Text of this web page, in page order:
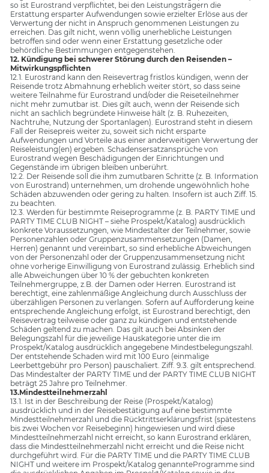
so ist Eurostrand verpflichtet, bei den Leistungsträgern die
Erstattung ersparter Aufwendungen sowie erzielter Erlöse aus der
Verwertung der nicht in Anspruch genommenen Leistungen zu
erreichen. Das gilt nicht, wenn völlig unerhebliche Leistungen
betroffen sind oder wenn einer Erstattung gesetzliche oder
behördliche Bestimmungen entgegenstehen.
12. Kündigung bei schwerer Störung durch den Reisenden –
Mitwirkungspflichten
12.1. Eurostrand kann den Reisevertrag fristlos kündigen, wenn der
Reisende trotz Abmahnung erheblich weiter stört, so dass seine
weitere Teilnahme für Eurostrand und/oder die Reiseteilnehmer
nicht mehr zumutbar ist. Dies gilt auch, wenn der Reisende sich
nicht an sachlich begründete Hinweise hält (z. B. Ruhezeiten,
Nachtruhe, Nutzung der Sportanlagen). Eurostrand steht in diesem
Fall der Reisepreis weiter zu, soweit sich nicht ersparte
Aufwendungen und Vorteile aus einer anderweitigen Verwertung der
Reiseleistung(en) ergeben. Schadensersatzansprüche von
Eurostrand wegen Beschädigungen der Einrichtungen und
Gegenstände im übrigen bleiben unberührt.
12.2. Der Reisende soll die ihm zumutbaren Schritte (z. B. Information
von Eurostrand) unternehmen, um drohende ungewöhnlich hohe
Schäden abzuwenden oder gering zu halten. Insofern ist auch Ziff. 15.
zu beachten.
12.3. Werden für bestimmte Reiseprogramme (z. B. PARTY TIME und
PARTY TIME CLUB NIGHT – siehe Prospekt/Katalog) ausdrücklich
konkrete Voraussetzungen, wie Mindestalter der Teilnehmer, sowie
Personenzahlen oder Gruppenzusammensetzungen (Damen,
Herren) genannt und vereinbart, so sind erhebliche Abweichungen
von der Personenzahl oder der Gruppenzusammensetzung nicht
ohne vorherige Einwilligung von Eurostrand zulässig. Erheblich sind
alle Abweichungen über 10 % der gebuchten konkreten
Teilnehmergruppe, z.B. der Damen oder Herren. Eurostrand ist
berechtigt, eine zahlenmäßige Angleichung durch Ausschluss der
überzähligen Personen zu verlangen. Sofern auf Aufforderung keine
entsprechende Angleichung erfolgt, ist Eurostrand berechtigt, den
Reisevertrag teilweise oder ganz zu kündigen und entstehende
Schäden geltend zu machen. Das gilt auch bei Absinken der
Belegungszahl für die jeweilige Hauskategorie unter die im
Prospekt/Katalog ausdrücklich angegebene Mindestbelegungszahl.
Der entstehende Schaden wird mit 100 Euro (einmalige
Leerbettgebühr pro Person) pauschaliert. Ziff. 9.3. gilt entsprechend.
Das Mindestalter der PARTY TIME und der PARTY TIME CLUB NIGHT
beträgt 25 Jahre pro Teilnehmer.
13.Mindestteilnehmerzahl
13.1. Ist in der Beschreibung der Reise (Prospekt/Katalog)
ausdrücklich und in der Reisebestätigung auf eine bestimmte
Mindestteilnehmerzahl und die Rücktrittserklärungsfrist (spätestens
bis zwei Wochen vor Reisebeginn) hingewiesen und wird diese
Mindestteilnehmerzahl nicht erreicht, so kann Eurostrand erklären,
dass die Mindestteilnehmerzahl nicht erreicht und die Reise nicht
durchgeführt wird. Für die PARTY TIME und die PARTY TIME CLUB
NIGHT und weitere im Prospekt/Katalog genannteProgramme sind